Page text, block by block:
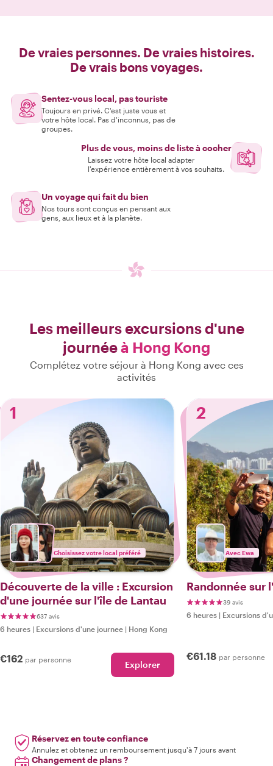
De vraies personnes. De vraies histoires.
De vrais bons voyages.
Sentez-vous local, pas touriste
Toujours en privé. C'est juste vous et
votre hôte local. Pas d'inconnus, pas de
groupes.
Plus de vous, moins de liste à cocher
Laissez votre hôte local adapter
l'expérience entièrement à vos souhaits.
Un voyage qui fait du bien
Nos tours sont conçus en pensant aux
gens, aux lieux et à la planète.
Les meilleurs excursions d'une
journéeà Hong Kong
Complétez votre séjour à Hong Kong avec ces
activités
1
Choisissez votre local préféré
Découverte de la ville : Excursion
d'une journée sur l'île de Lantau
637 avis
6 heures | Excursions d'une journee | Hong Kong
€162 par personne Explorer
2
Avec Ewa
Randonnée sur
39 avis
6 heures | Excursions
€61.18 par personne
Réservez en toute confiance
Annulez et obtenez un remboursement jusqu'à 7 jours avant
Changement de plans ?